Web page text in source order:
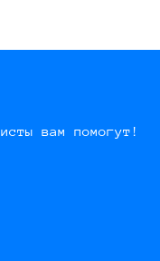
вам помогут!